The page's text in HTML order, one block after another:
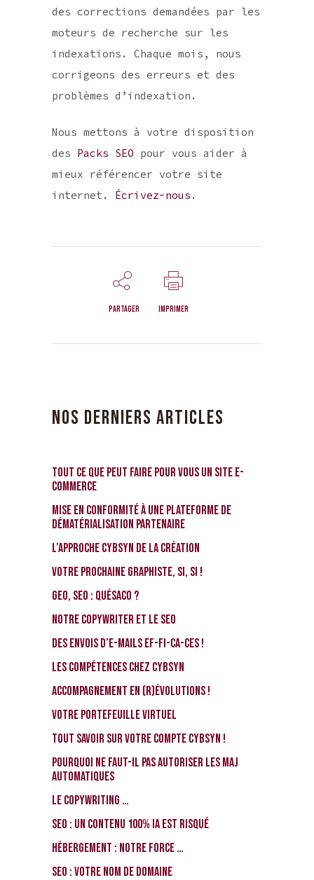
des corrections demandées par les
moteurs de recherche sur les
indexations. Chaque mois, nous
corrigeons des erreurs et des
problèmes d’indexation.
Nous mettons à votre disposition
des Packs SEO pour vous aider à
mieux référencer votre site
internet. Écrivez-nous .
Partager Imprimer
NOS DERNIERS ARTICLES
TOUT ce que PEUT faire pour vous un site e-
commerce
Mise en conformité à une Plateforme de
Dématérialisation Partenaire
L’approche CybSyn de la Création
Votre prochaine graphiste, si, si !
GEO, SEO : Quésaco ?
Notre Copywriter et le SEO
Des envois d’e-mails EF-FI-CA-CES !
Les compétences chez CybSyn
Accompagnement en (r)évolutions !
Votre portefeuille virtuel
Tout savoir sur votre compte CybSyn !
Pourquoi ne faut-il pas autoriser les MAJ
automatiques
Le Copywriting …
SEO : Un contenu 100% IA est risqué
Hébergement : notre force …
SEO : votre nom de domaine